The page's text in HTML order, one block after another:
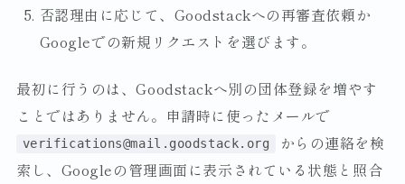
否認理由に応じて、Goodstackへの再審査依頼か
Googleでの新規リクエストを選びます。
最初に行うのは、Goodstackへ別の団体登録を増やす
ことではありません。申請時に使ったメールで
verifications@mail.goodstack.org
からの連絡を検
索し、Googleの管理画面に表示されている状態と照合